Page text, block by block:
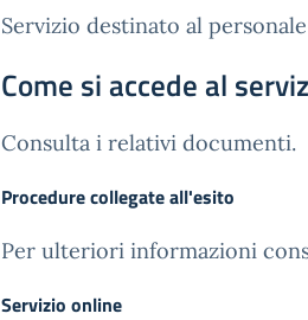
Servizio destinato al personale
Come si accede al
Consulta i relativi documenti.
Procedure collegate all'esito
Per ulteriori informazioni
Servizio online